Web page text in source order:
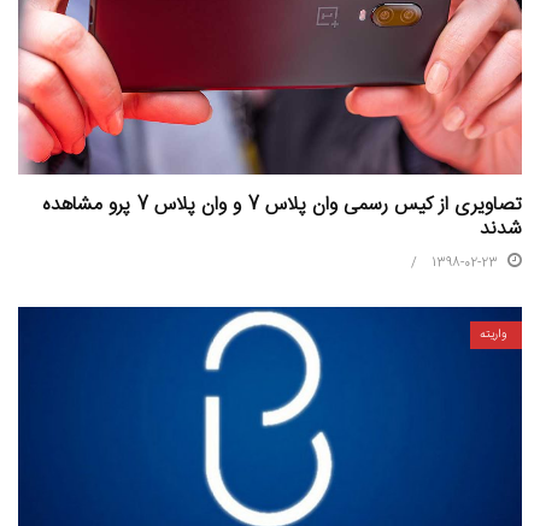
تصاویری از کیس رسمی وان پلاس 7 و وان پلاس 7 پرو مشاهده
شدند
1398-02-23
واریته